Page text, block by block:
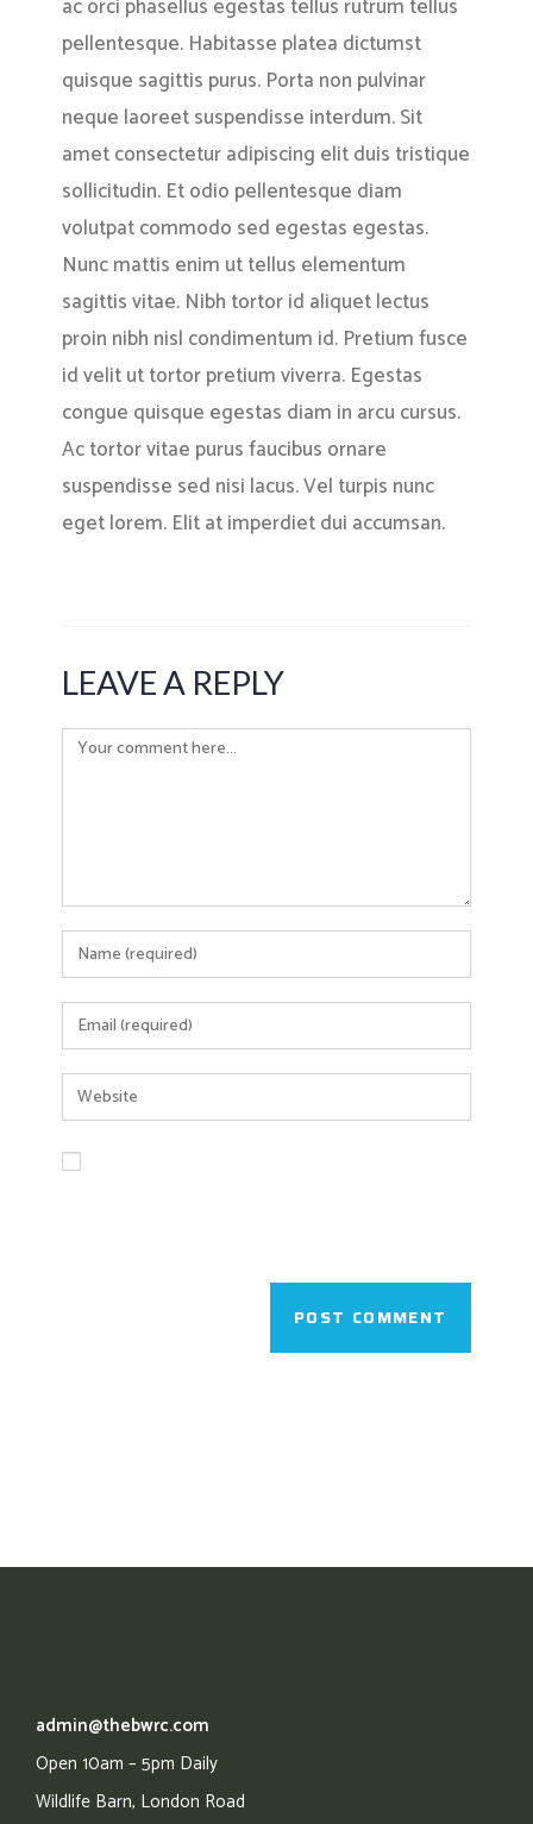
ac orci phasellus egestas tellus rutrum tellus
pellentesque. Habitasse platea dictumst
quisque sagittis purus. Porta non pulvinar
neque laoreet suspendisse interdum. Sit
amet consectetur adipiscing elit duis tristique
sollicitudin. Et odio pellentesque diam
volutpat commodo sed egestas egestas.
Nunc mattis enim ut tellus elementum
sagittis vitae. Nibh tortor id aliquet lectus
proin nibh nisl condimentum id. Pretium fusce
id velit ut tortor pretium viverra. Egestas
congue quisque egestas diam in arcu cursus.
Ac tortor vitae purus faucibus ornare
suspendisse sed nisi lacus. Vel turpis nunc
eget lorem. Elit at imperdiet dui accumsan.
LEAVE A REPLY
admin@thebwrc.com
Open 10am – 5pm Daily
Wildlife Barn, London Road